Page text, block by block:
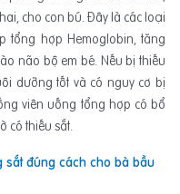
cho con bú. Đây là các loại
tổng hợp Hemoglobin, tăng
não bộ em bé. Nếu bị thiếu
dưỡng tốt và có nguy cơ bị
viên uống tổng hợp có bổ
có thiếu sắt.
sắt đúng cách cho bà bầu